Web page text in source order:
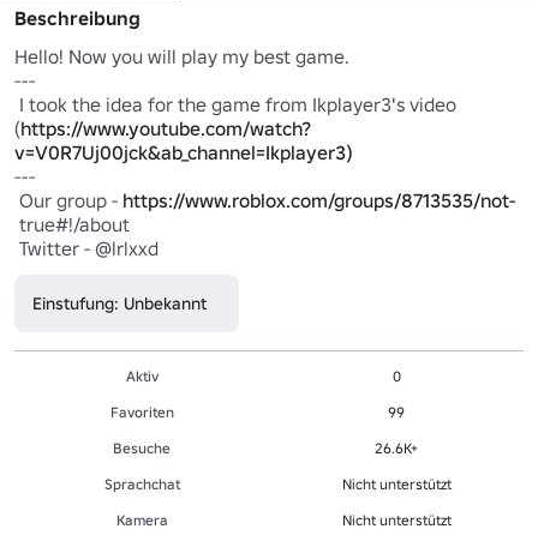
Beschreibung
Hello! Now you will play my best game.
---
(https://www.youtube.com/watch?
v=V0R7Uj00jck&ab_channel=Ikplayer3)
---
Our group - https://www.roblox.com/groups/8713535/not-
Twitter - @lrlxxd
Einstufung: Unbekannt
Aktiv
0
Favoriten
99
Besuche
26.6K+
Sprachchat
Nicht unterstützt
Kamera
Nicht unterstützt